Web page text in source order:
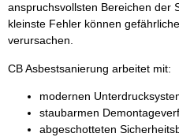
anspruchsvollsten Bereichen der
kleinste Fehler können
verursachen.
CB Asbestsanierung arbeitet mit:
modernen
staubarmen
abgeschotteten